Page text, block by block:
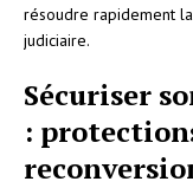
résoudre rapidement
judiciaire.
Sécuriser
: